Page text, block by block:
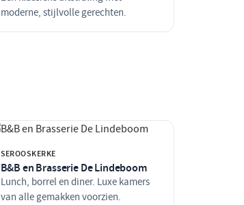
moderne, stijlvolle gerechten.
SEROOSKERKE
B&B en Brasserie De Lindeboom
Lunch, borrel en diner. Luxe kamers
van alle gemakken voorzien.